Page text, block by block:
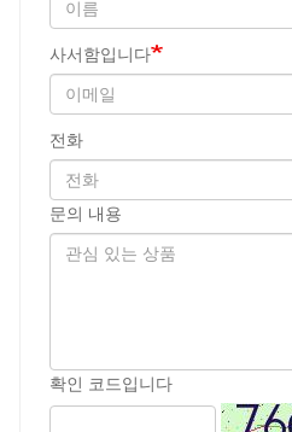
사서함입니다
전화
문의 내용
확인 코드입니다